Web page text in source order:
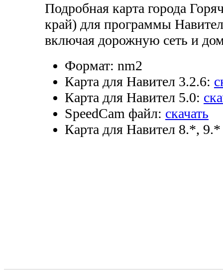
Подробная карта города
край) для программы
включая дорожную сеть и
Формат: nm2
Карта для Навител 3.2.6:
Карта для Навител 5.0:
SpeedCam файл: скачать
Карта для Навител 8.*,